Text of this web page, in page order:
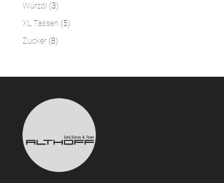
Würzöl 33
Produkte
XL Tassen 55
Zucker 88